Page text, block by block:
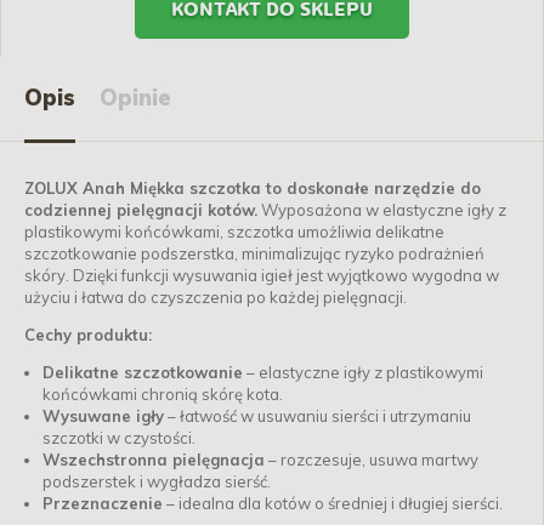
KONTAKT DO SKLEPU
Opis Opinie
ZOLUX Anah Miękka szczotka to doskonałe narzędzie do
codziennej pielęgnacji kotów.Wyposażona w elastyczne igły z
plastikowymi końcówkami, szczotka umożliwia delikatne
szczotkowanie podszerstka, minimalizując ryzyko podrażnień
skóry. Dzięki funkcji wysuwania igieł jest wyjątkowo wygodna w
użyciu i łatwa do czyszczenia po każdej pielęgnacji.
Cechy produktu:
Delikatne szczotkowanie – elastyczne igły z plastikowymi
końcówkami chronią skórę kota.
Wysuwane igły– łatwość w usuwaniu sierści i utrzymaniu
szczotki w czystości.
Wszechstronna pielęgnacja – rozczesuje, usuwa martwy
podszerstek i wygładza sierść.
Przeznaczenie – idealna dla kotów o średniej i długiej sierści.